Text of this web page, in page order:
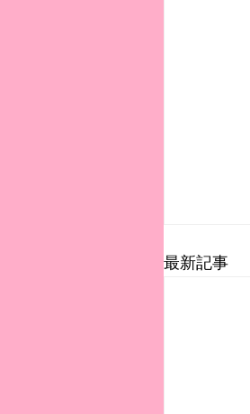
最新記事